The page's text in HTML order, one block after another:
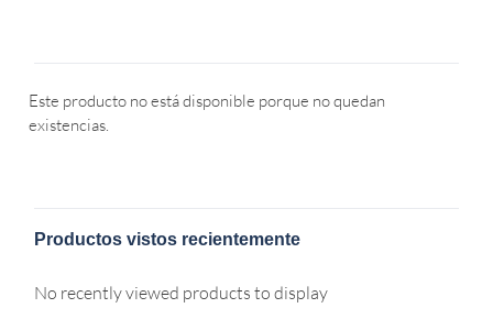
Este producto no está disponible porque no quedan
existencias.
Productos vistos recientemente
No recently viewed products to display